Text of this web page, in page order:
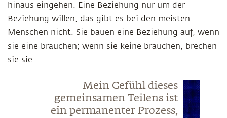
hinaus eingehen. Eine Beziehung nur um der
Beziehung willen, das gibt es bei den meisten
Menschen nicht. Sie bauen eine Beziehung auf, wenn
sie eine brauchen; wenn sie keine brauchen, brechen
sie sie.
Mein Gefühl dieses
gemeinsamen Teilens ist
ein permanenter Prozess,